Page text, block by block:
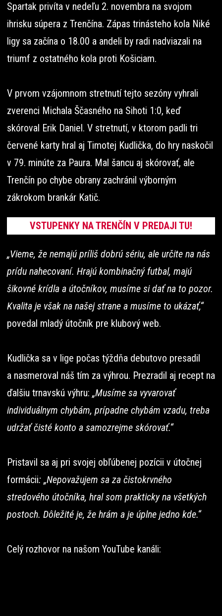
Spartak privíta v nedeľu 2. novembra na svojom
ihrisku súpera z Trenčína. Zápas trinásteho kola Niké
ligy sa začína o 18.00 a andeli by radi nadviazali na
triumf z ostatného kola proti Košiciam.
V prvom vzájomnom stretnutí tejto sezóny vyhrali
zverenci Michala Ščasného na Sihoti 1:0, keď
skóroval Erik Daniel. V stretnutí, v ktorom padli tri
červené karty hral aj Timotej Kudlička, do hry naskočil
v 79. minúte za Paura. Mal šancu aj skórovať, ale
Trenčín po chybe obrany zachránil výborným
zákrokom brankár Katič.
VSTUPENKY NA TRENČÍN V PREDAJI TU!
„Vieme, že nemajú príliš dobrú sériu, ale určite na nás
prídu nahecovaní. Hrajú kombinačný futbal, majú
šikovné krídla a útočníkov, musíme si dať na to pozor.
Kvalita je však na našej strane a musíme to ukázať,“
povedal mladý útočník pre klubový web.
Kudlička sa v lige počas týždňa debutovo presadil
a nasmeroval náš tím za výhrou. Prezradil aj recept na
ďalšiu trnavskú výhru: „Musíme sa vyvarovať
individuálnym chybám, prípadne chybám vzadu, treba
udržať čisté konto a samozrejme skórovať.“
Pristavil sa aj pri svojej obľúbenej pozícii v útočnej
formácii: „Nepovažujem sa za čistokrvného
stredového útočníka, hral som prakticky na všetkých
postoch. Dôležité je, že hrám a je úplne jedno kde.“
Celý rozhovor na našom YouTube kanáli: